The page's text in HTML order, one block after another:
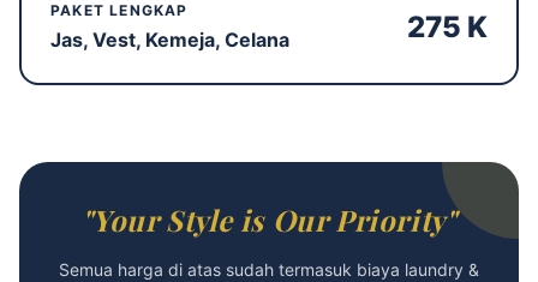
PAKET LENGKAP
Jas, Vest, Kemeja, Celana 275 K
"Your Style is Our Priority"
Semua harga di atas sudah termasuk biaya laundry &